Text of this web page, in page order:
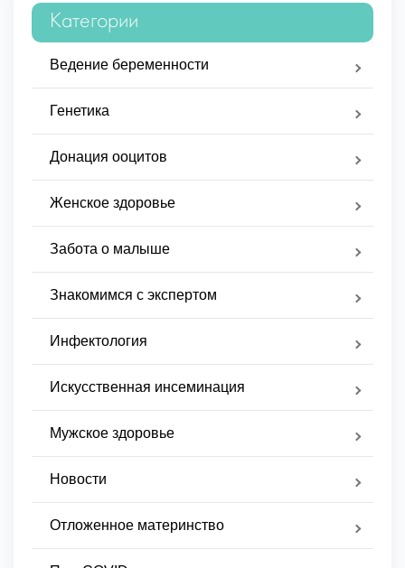
Категории
Ведение беременности
Генетика
Донация ооцитов
Женское здоровье
Забота о малыше
Знакомимся с экспертом
Инфектология
Искусственная инсеминация
Мужское здоровье
Новости
Отложенное материнство